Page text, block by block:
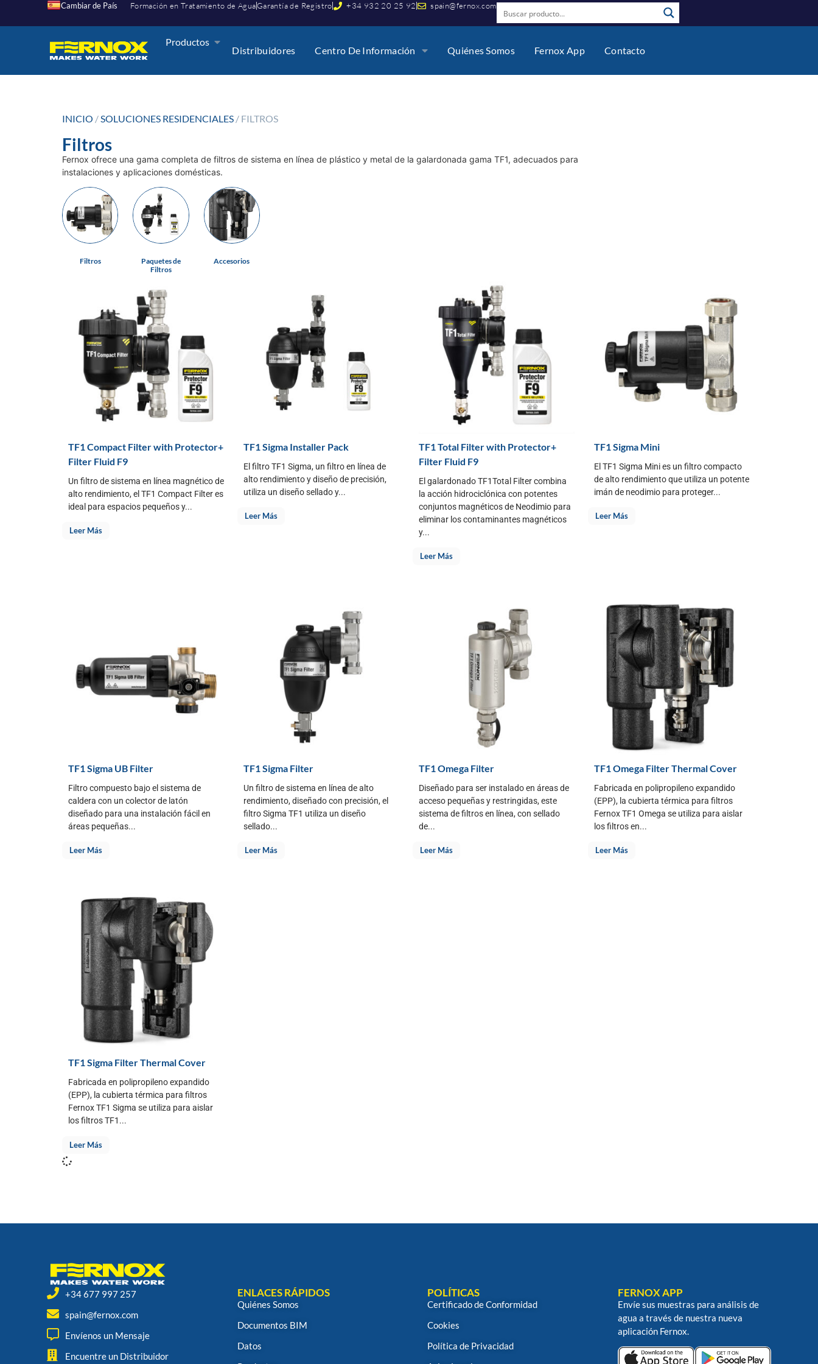
Cambiar de País Formación en Tratamiento de AguaGarantía de Registro +34 932 20 25 92 spain@fernox.com
Productos
Distribuidores Centro De Información Quiénes Somos Fernox App Contacto
INICIO / SOLUCIONES RESIDENCIALES / FILTROS
Filtros
Fernox ofrece una gama completa de filtros de sistema en línea de plástico y metal de la galardonada gama TF1, adecuados para
instalaciones y aplicaciones domésticas.
Filtros
Paquetes de
Filtros
Accesorios
TF1 Compact Filter with Protector+
Filter Fluid F9
Un filtro de sistema en línea magnético de
alto rendimiento, el TF1 Compact Filter es
ideal para espacios pequeños y...
Leer Más
TF1 Sigma Installer Pack
El filtro TF1 Sigma, un filtro en línea de
alto rendimiento y diseño de precisión,
utiliza un diseño sellado y...
Leer Más
TF1 Total Filter with Protector+
Filter Fluid F9
El galardonado TF1Total Filter combina
la acción hidrociclónica con potentes
conjuntos magnéticos de Neodimio para
eliminar los contaminantes magnéticos
y...
Leer Más
TF1 Sigma Mini
El TF1 Sigma Mini es un filtro compacto
de alto rendimiento que utiliza un potente
imán de neodimio para proteger...
Leer Más
TF1 Sigma UB Filter
Filtro compuesto bajo el sistema de
caldera con un colector de latón
diseñado para una instalación fácil en
áreas pequeñas...
Leer Más
TF1 Sigma Filter
Un filtro de sistema en línea de alto
rendimiento, diseñado con precisión, el
filtro Sigma TF1 utiliza un diseño
sellado...
Leer Más
TF1 Omega Filter
Diseñado para ser instalado en áreas de
acceso pequeñas y restringidas, este
sistema de filtros en línea, con sellado
de...
Leer Más
TF1 Omega Filter Thermal Cover
Fabricada en polipropileno expandido
(EPP), la cubierta térmica para filtros
Fernox TF1 Omega se utiliza para aislar
los filtros en...
Leer Más
TF1 Sigma Filter Thermal Cover
Fabricada en polipropileno expandido
(EPP), la cubierta térmica para filtros
Fernox TF1 Sigma se utiliza para aislar
los filtros TF1...
Leer Más
+34 677 997 257
spain@fernox.com
Envíenos un Mensaje
Encuentre un Distribuidor
ENLACES RÁPIDOS
Quiénes Somos
Documentos BIM
Datos
POLÍTICAS
Certificado de Conformidad
Cookies
Política de Privacidad
FERNOX APP
Envíe sus muestras para análisis de
agua a través de nuestra nueva
aplicación Fernox.